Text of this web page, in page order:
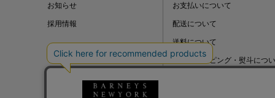
お知らせ
採用情報
お支払いについて
配送について
送料について
ギフトラッピング・熨斗につ